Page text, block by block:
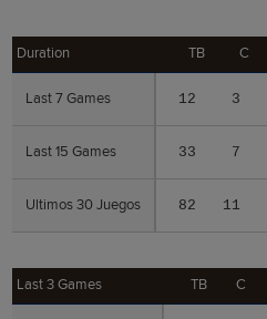
Duration TB C
Last 7 Games 12 3
Last 15 Games 33 7
Ultimos 30 Juegos 82 11
Duration
Last 7 Games
Last 15 Games
Ultimos 30 Juegos
Last 3 Games TB C
Last 3 Games